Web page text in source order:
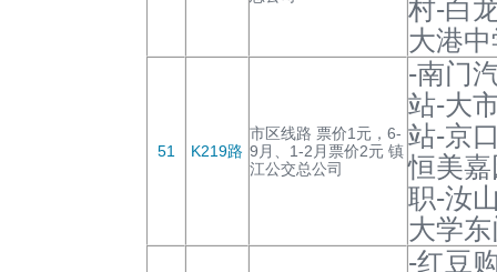
村-白
大港
51 K219路
市区线路 票价1元，6-
9月、1-2月票价2元 镇
江公交总公司
-南门
站-大
站-京
恒美
职-汝
大学
-红豆